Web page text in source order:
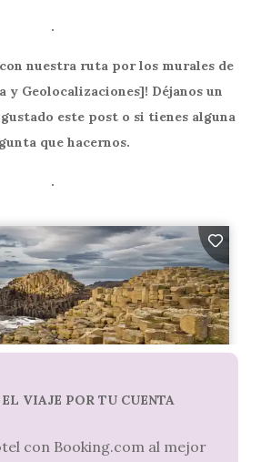
.
nuestra ruta por los murales de
y Geolocalizaciones]! Déjanos un
este post o si tienes alguna
que hacernos.
.
VIAJE POR TU CUENTA
con Booking.com al mejor